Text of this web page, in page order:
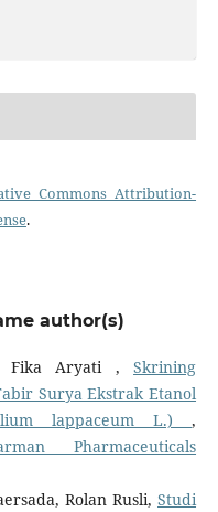
Commons Attribution-
.
author(s)
Fika Aryati ,Skrining
Surya Ekstrak Etanol
lappaceum L.),
Pharmaceuticals
Rolan Rusli,Studi